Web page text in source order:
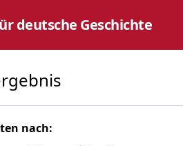
deutsche Geschichte
nach: